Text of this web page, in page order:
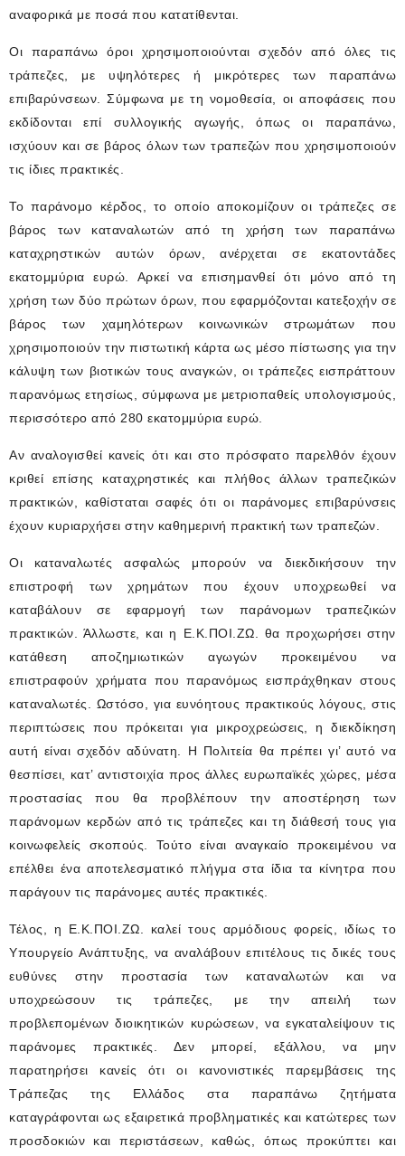
αναφορικά με ποσά που κατατίθενται.
Οι παραπάνω όροι χρησιμοποιούνται σχεδόν από όλες τις
τράπεζες, με υψηλότερες ή μικρότερες των παραπάνω
επιβαρύνσεων. Σύμφωνα με τη νομοθεσία, οι αποφάσεις που
εκδίδονται επί συλλογικής αγωγής, όπως οι παραπάνω,
ισχύουν και σε βάρος όλων των τραπεζών που χρησιμοποιούν
τις ίδιες πρακτικές.
Το παράνομο κέρδος, το οποίο αποκομίζουν οι τράπεζες σε
βάρος των καταναλωτών από τη χρήση των παραπάνω
καταχρηστικών αυτών όρων, ανέρχεται σε εκατοντάδες
εκατομμύρια ευρώ. Αρκεί να επισημανθεί ότι μόνο από τη
χρήση των δύο πρώτων όρων, που εφαρμόζονται κατεξοχήν σε
βάρος των χαμηλότερων κοινωνικών στρωμάτων που
χρησιμοποιούν την πιστωτική κάρτα ως μέσο πίστωσης για την
κάλυψη των βιοτικών τους αναγκών, οι τράπεζες εισπράττουν
παρανόμως ετησίως, σύμφωνα με μετριοπαθείς υπολογισμούς,
περισσότερο από 280 εκατομμύρια ευρώ.
Αν αναλογισθεί κανείς ότι και στο πρόσφατο παρελθόν έχουν
κριθεί επίσης καταχρηστικές και πλήθος άλλων τραπεζικών
πρακτικών, καθίσταται σαφές ότι οι παράνομες επιβαρύνσεις
έχουν κυριαρχήσει στην καθημερινή πρακτική των τραπεζών.
Οι καταναλωτές ασφαλώς μπορούν να διεκδικήσουν την
επιστροφή των χρημάτων που έχουν υποχρεωθεί να
καταβάλουν σε εφαρμογή των παράνομων τραπεζικών
πρακτικών. Άλλωστε, και η Ε.Κ.ΠΟΙ.ΖΩ. θα προχωρήσει στην
κατάθεση αποζημιωτικών αγωγών προκειμένου να
επιστραφούν χρήματα που παρανόμως εισπράχθηκαν στους
καταναλωτές. Ωστόσο, για ευνόητους πρακτικούς λόγους, στις
περιπτώσεις που πρόκειται για μικροχρεώσεις, η διεκδίκηση
αυτή είναι σχεδόν αδύνατη. Η Πολιτεία θα πρέπει γι’ αυτό να
θεσπίσει, κατ’ αντιστοιχία προς άλλες ευρωπαϊκές χώρες, μέσα
προστασίας που θα προβλέπουν την αποστέρηση των
παράνομων κερδών από τις τράπεζες και τη διάθεσή τους για
κοινωφελείς σκοπούς. Τούτο είναι αναγκαίο προκειμένου να
επέλθει ένα αποτελεσματικό πλήγμα στα ίδια τα κίνητρα που
παράγουν τις παράνομες αυτές πρακτικές.
Τέλος, η Ε.Κ.ΠΟΙ.ΖΩ. καλεί τους αρμόδιους φορείς, ιδίως το
Υπουργείο Ανάπτυξης, να αναλάβουν επιτέλους τις δικές τους
ευθύνες στην προστασία των καταναλωτών και να
υποχρεώσουν τις τράπεζες, με την απειλή των
προβλεπομένων διοικητικών κυρώσεων, να εγκαταλείψουν τις
παράνομες πρακτικές. Δεν μπορεί, εξάλλου, να μην
παρατηρήσει κανείς ότι οι κανονιστικές παρεμβάσεις της
Τράπεζας της Ελλάδος στα παραπάνω ζητήματα
καταγράφονται ως εξαιρετικά προβληματικές και κατώτερες των
προσδοκιών και περιστάσεων, καθώς, όπως προκύπτει και